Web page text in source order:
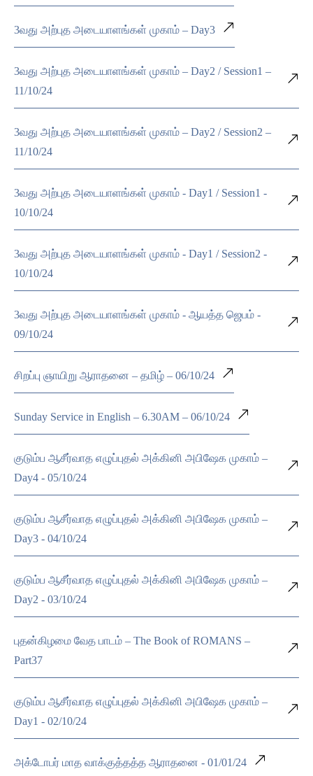
3வது அற்புத அடையாளங்கள் முகாம் – Day3
3வது அற்புத அடையாளங்கள் முகாம் – Day2 / Session1 –
11/10/24
3வது அற்புத அடையாளங்கள் முகாம் – Day2 / Session2 –
11/10/24
3வது அற்புத அடையாளங்கள் முகாம் - Day1 / Session1 -
10/10/24
3வது அற்புத அடையாளங்கள் முகாம் - Day1 / Session2 -
10/10/24
3வது அற்புத அடையாளங்கள் முகாம் - ஆயத்த ஜெபம் -
09/10/24
சிறப்பு ஞாயிறு ஆராதனை – தமிழ் – 06/10/24
Sunday Service in English – 6.30AM – 06/10/24
குடும்ப ஆசீர்வாத எழுப்புதல் அக்கினி அபிஷேக முகாம் –
Day4 - 05/10/24
குடும்ப ஆசீர்வாத எழுப்புதல் அக்கினி அபிஷேக முகாம் –
Day3 - 04/10/24
குடும்ப ஆசீர்வாத எழுப்புதல் அக்கினி அபிஷேக முகாம் –
Day2 - 03/10/24
புதன்கிழமை வேத பாடம் – The Book of ROMANS –
Part37
குடும்ப ஆசீர்வாத எழுப்புதல் அக்கினி அபிஷேக முகாம் –
Day1 - 02/10/24
அக்டோபர் மாத வாக்குத்தத்த ஆராதனை - 01/01/24